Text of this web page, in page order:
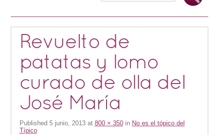
Revuelto de
patatas y lomo
curado de olla del
José María
Published 5 junio, 2013at 800 × 350in No es el tópico del
Típico